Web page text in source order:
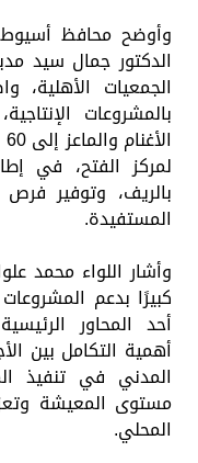
وأوضح محافظ أسيوط
الدكتور جمال سيد
الجمعيات الأهلية،
لمركز الفتح، في
بالريف، وتوفير
المستفيدة.
وأشار اللواء محمد
كبيرًا بدعم
أحد المحاور
أهمية التكامل بين
المدني في تنفيذ
مستوى المعيشة
المحلي.